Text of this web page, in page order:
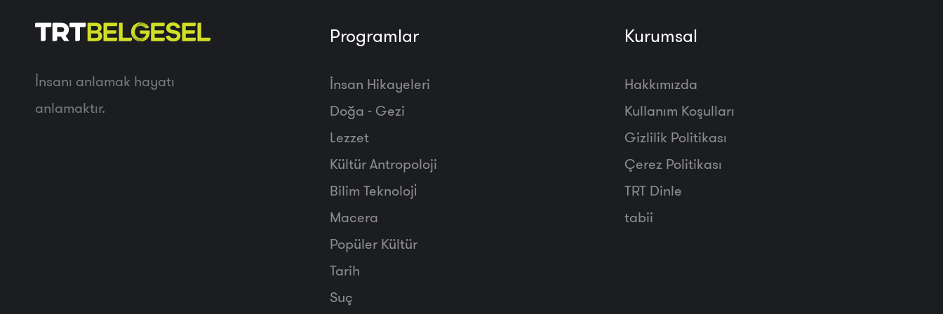
İnsanı anlamak hayatı
anlamaktır.
Programlar
İnsan Hikayeleri
Doğa - Gezi
Lezzet
Kültür Antropoloji
Bilim Teknoloji̇
Macera
Popüler Kültür
Tarih
Suç
Kurumsal
Hakkımızda
Kullanım Koşulları
Gizlilik Politikası
Çerez Politikası
TRT Dinle
tabii